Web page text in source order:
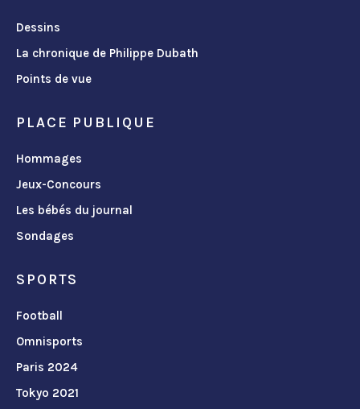
Dessins
La chronique de Philippe Dubath
Points de vue
PLACE PUBLIQUE
Hommages
Jeux-Concours
Les bébés du journal
Sondages
SPORTS
Football
Omnisports
Paris 2024
Tokyo 2021